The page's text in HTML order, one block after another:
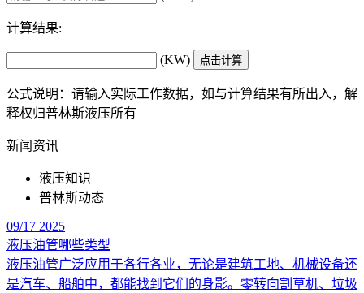
计算结果:
(KW)
公式说明：请输入实际工作数据，如与计算结果有所出入，解
释权归普林斯液压所有
新闻资讯
液压知识
普林斯动态
09/17 2025
液压油管哪些类型
液压油管广泛应用于各行各业，无论是建筑工地、机械设备还
是汽车、船舶中，都能找到它们的身影。零转向割草机、垃圾